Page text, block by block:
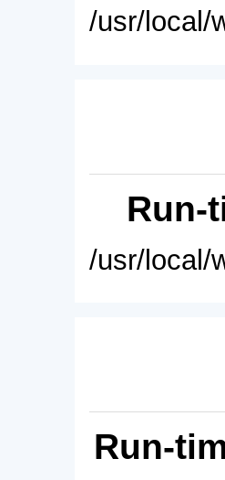
/usr/local/
Run-
/usr/local/
Run-